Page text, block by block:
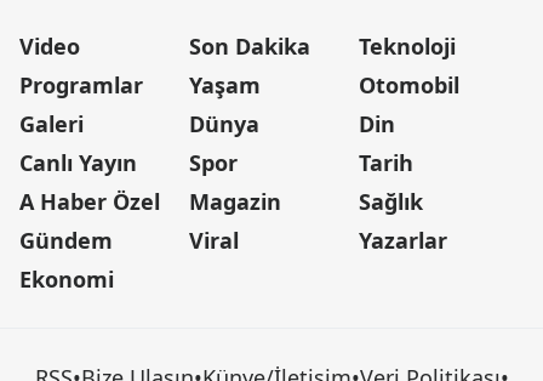
Video
Programlar
Galeri
Canlı Yayın
A Haber Özel
Gündem
Ekonomi
Son Dakika
Yaşam
Dünya
Spor
Magazin
Viral
Teknoloji
Otomobil
Din
Tarih
Sağlık
Yazarlar